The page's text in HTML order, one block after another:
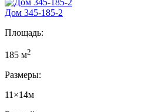
Дом 345-185-2
Площадь:
185 м2
Размеры:
11×14м